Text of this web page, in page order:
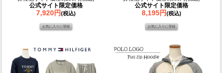
公式サイト限定価格
7,920円(税込)
公式サイト限定価格
8,195円(税込)